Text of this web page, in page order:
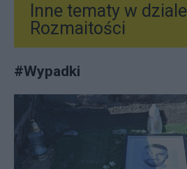
Inne tematy w dziale
Rozmaitości
#Wypadki